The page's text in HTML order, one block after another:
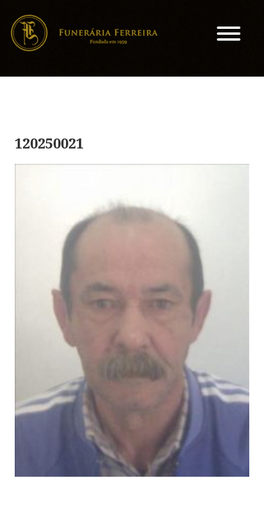
120250021